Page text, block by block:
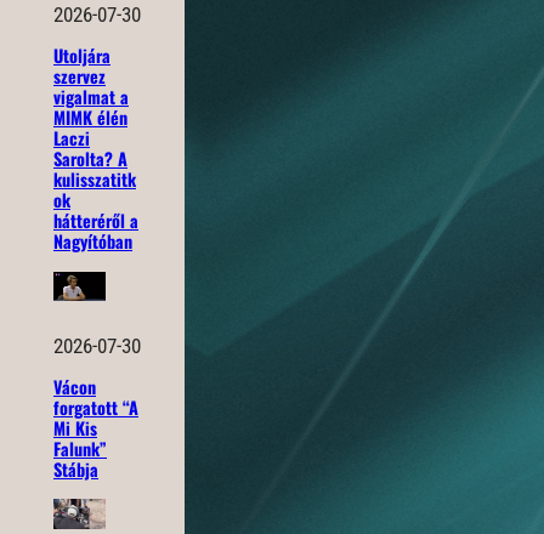
2026-07-30
Utoljára
szervez
vigalmat a
MIMK élén
Laczi
Sarolta? A
kulisszatitk
ok
hátteréről a
Nagyítóban
2026-07-30
Vácon
forgatott “A
Mi Kis
Falunk”
Stábja